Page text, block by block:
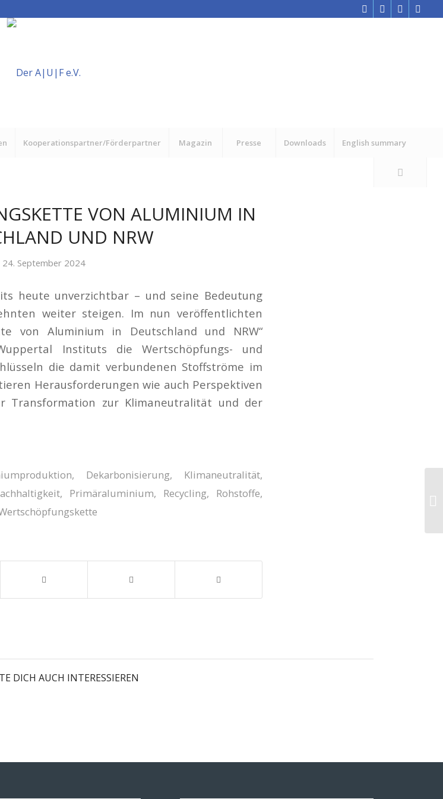
Kooperationspartner/Förderpartner Magazin Presse Downloads English summary
VON ALUMINIUM IN
UND NRW
24. September 2024
heute unverzichtbar – und seine Bedeutung
weiter steigen. Im nun veröffentlichten
von Aluminium in Deutschland und NRW“
Instituts die Wertschöpfungs- und
die damit verbundenen Stoffströme im
Herausforderungen wie auch Perspektiven
Transformation zur Klimaneutralität und der
, Dekarbonisierung, Klimaneutralität,
, Primäraluminium, Recycling, Rohstoffe,
DICH AUCH INTERESSIEREN